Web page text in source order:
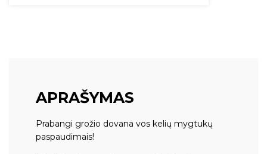
APRAŠYMAS
Prabangi grožio dovana vos kelių mygtukų
paspaudimais!